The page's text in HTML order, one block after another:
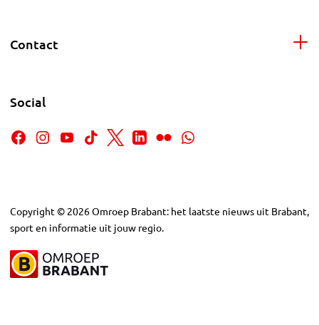
Contact
Social
Copyright © 2026Omroep Brabant: het laatste nieuws uit Brabant,
sport en informatie uit jouw regio.